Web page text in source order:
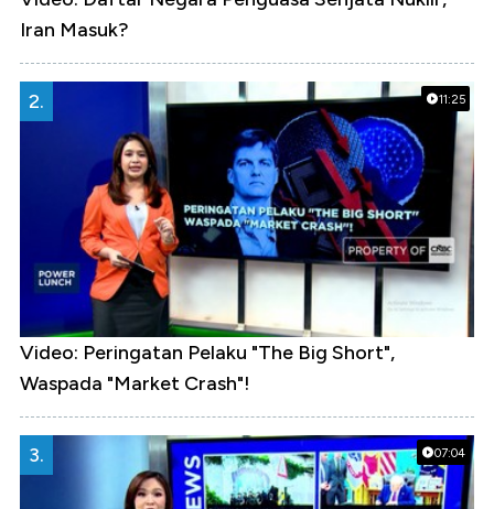
Iran Masuk?
11:25
2.
Video: Peringatan Pelaku "The Big Short",
Waspada "Market Crash"!
07:04
3.